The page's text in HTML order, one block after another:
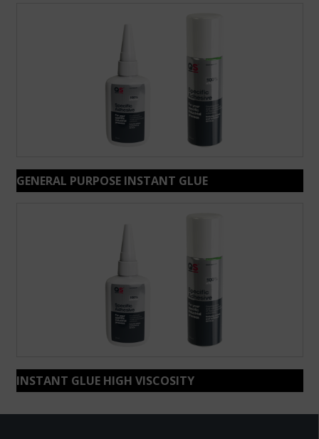
GENERAL PURPOSE INSTANT GLUE
INSTANT GLUE HIGH VISCOSITY